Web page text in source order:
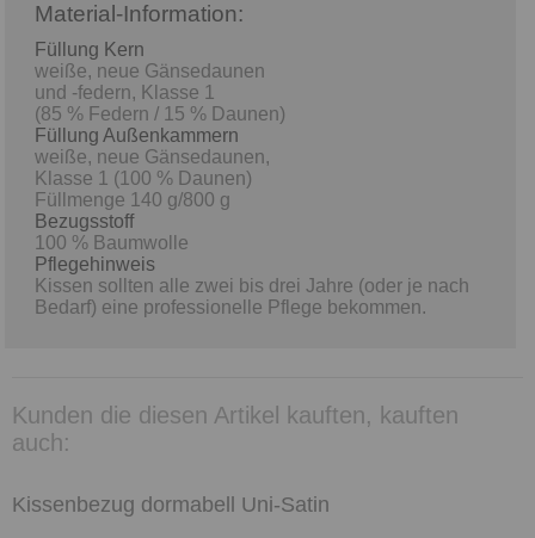
Material-Information:
Füllung Kern
weiße, neue Gänsedaunen
und -federn, Klasse 1
(85 % Federn / 15 % Daunen)
Füllung Außenkammern
weiße, neue Gänsedaunen,
Klasse 1 (100 % Daunen)
Füllmenge 140 g/800 g
Bezugsstoff
100 % Baumwolle
Pflegehinweis
Kissen sollten alle zwei bis drei Jahre (oder je nach
Bedarf) eine professionelle Pflege bekommen.
Kunden die diesen Artikel kauften, kauften
auch:
Kissenbezug dormabell Uni-Satin